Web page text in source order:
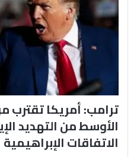
ترامب: أمريكا تقترب
الأوسط من التهديد
الاتفاقات الإبراهيمية